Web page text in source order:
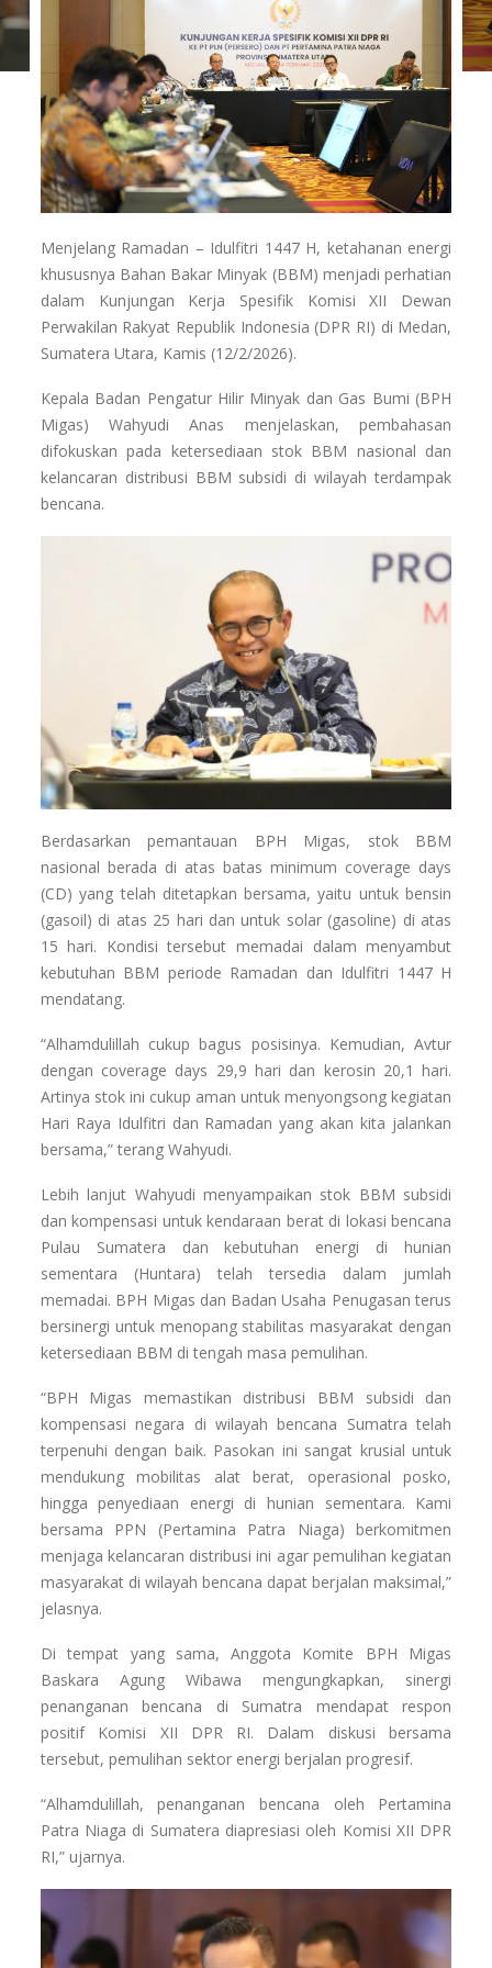
Menjelang Ramadan – Idulfitri 1447 H, ketahanan energi
khususnya Bahan Bakar Minyak (BBM) menjadi perhatian
dalam Kunjungan Kerja Spesifik Komisi XII Dewan
Perwakilan Rakyat Republik Indonesia (DPR RI) di Medan,
Sumatera Utara, Kamis (12/2/2026).
Kepala Badan Pengatur Hilir Minyak dan Gas Bumi (BPH
Migas) Wahyudi Anas menjelaskan, pembahasan
difokuskan pada ketersediaan stok BBM nasional dan
kelancaran distribusi BBM subsidi di wilayah terdampak
bencana.
Berdasarkan pemantauan BPH Migas, stok BBM
nasional berada di atas batas minimum coverage days
(CD) yang telah ditetapkan bersama, yaitu untuk bensin
(gasoil) di atas 25 hari dan untuk solar (gasoline) di atas
15 hari. Kondisi tersebut memadai dalam menyambut
kebutuhan BBM periode Ramadan dan Idulfitri 1447 H
mendatang.
“Alhamdulillah cukup bagus posisinya. Kemudian, Avtur
dengan coverage days 29,9 hari dan kerosin 20,1 hari.
Artinya stok ini cukup aman untuk menyongsong kegiatan
Hari Raya Idulfitri dan Ramadan yang akan kita jalankan
bersama,” terang Wahyudi.
Lebih lanjut Wahyudi menyampaikan stok BBM subsidi
dan kompensasi untuk kendaraan berat di lokasi bencana
Pulau Sumatera dan kebutuhan energi di hunian
sementara (Huntara) telah tersedia dalam jumlah
memadai. BPH Migas dan Badan Usaha Penugasan terus
bersinergi untuk menopang stabilitas masyarakat dengan
ketersediaan BBM di tengah masa pemulihan.
“BPH Migas memastikan distribusi BBM subsidi dan
kompensasi negara di wilayah bencana Sumatra telah
terpenuhi dengan baik. Pasokan ini sangat krusial untuk
mendukung mobilitas alat berat, operasional posko,
hingga penyediaan energi di hunian sementara. Kami
bersama PPN (Pertamina Patra Niaga) berkomitmen
menjaga kelancaran distribusi ini agar pemulihan kegiatan
masyarakat di wilayah bencana dapat berjalan maksimal,”
jelasnya.
Di tempat yang sama, Anggota Komite BPH Migas
Baskara Agung Wibawa mengungkapkan, sinergi
penanganan bencana di Sumatra mendapat respon
positif Komisi XII DPR RI. Dalam diskusi bersama
tersebut, pemulihan sektor energi berjalan progresif.
“Alhamdulillah, penanganan bencana oleh Pertamina
Patra Niaga di Sumatera diapresiasi oleh Komisi XII DPR
RI,” ujarnya.